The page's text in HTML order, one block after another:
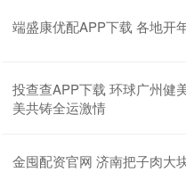
端盛康优配APP下载 各地开
投查查APP下载 环球广州健
美共铸全运激情
金囤配资官网 济南把子肉大